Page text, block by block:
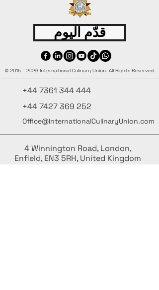
قدّم اليوم
© 2015 - 2026 International Culinary Union. All Rights Reserved.
+44 7361 344 444
+44 7427 369 252
Office@InternationalCulinaryUnion.com
4 Winnington Road, London,
Enfield, EN3 5RH, United Kingdom